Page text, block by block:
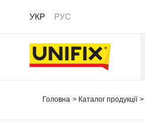
УКР РУС
Головна Каталог продукції